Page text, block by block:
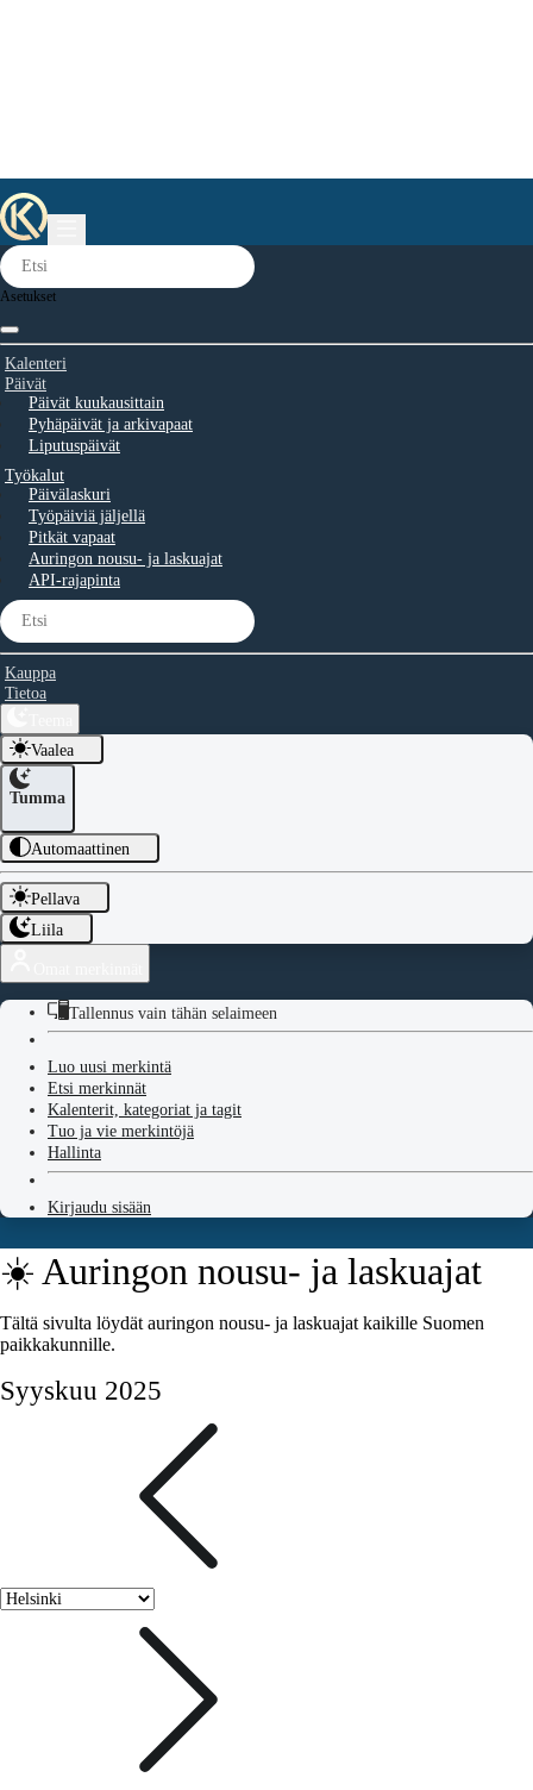
Asetukset
Kalenteri
Päivät
Päivät kuukausittain
Pyhäpäivät ja arkivapaat
Liputuspäivät
Työkalut
Päivälaskuri
Työpäiviä jäljellä
Pitkät vapaat
Auringon nousu- ja laskuajat
API-rajapinta
Kauppa
Tietoa
Vaalea
Tumma
Automaattinen
Pellava
Liila
Tallennus vain tähän selaimeen
Luo uusi merkintä
Etsi merkinnät
Kalenterit, kategoriat ja tagit
Tuo ja vie merkintöjä
Hallinta
Kirjaudu sisään
☀️ Auringon nousu- ja laskuajat
Tältä sivulta löydät auringon nousu- ja laskuajat kaikille Suomen
paikkakunnille.
Syyskuu 2025